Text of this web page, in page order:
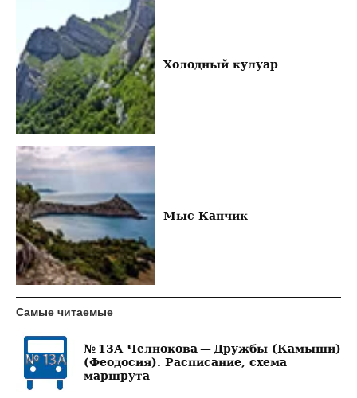
Холодный кулуар
Мыс Капчик
Самые читаемые
№ 13А Челнокова — Дружбы (Камыши)
(Феодосия). Расписание, схема
маршрута